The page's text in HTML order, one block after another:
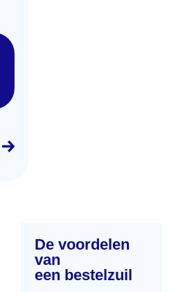
De voordelen
van
een bestelzuil